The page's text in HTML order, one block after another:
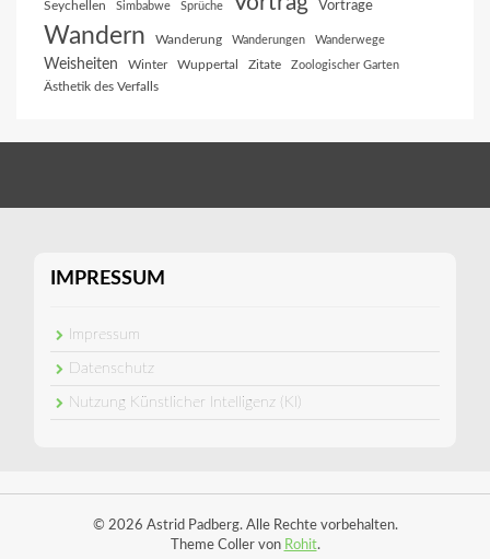
Seychellen Simbabwe Sprüche Vorträge
Wandern Wanderung Wanderungen Wanderwege
Weisheiten Winter Wuppertal Zitate Zoologischer Garten
Ästhetik des Verfalls
IMPRESSUM
Impressum
Datenschutz
Nutzung Künstlicher Intelligenz (KI)
© 2026 Astrid Padberg. Alle Rechte vorbehalten.
Theme Coller von Rohit.